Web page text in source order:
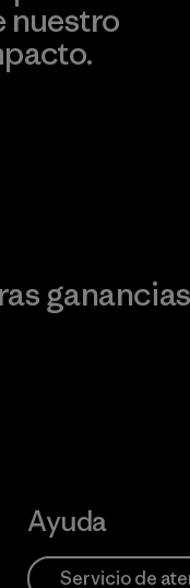
nuestro
Ayuda
Servicio de